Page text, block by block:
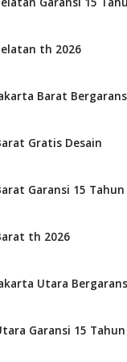
th 2026
Barat
Gratis Desain
Garansi 15 Tahun
th 2026
Utara
Garansi 15 Tahun